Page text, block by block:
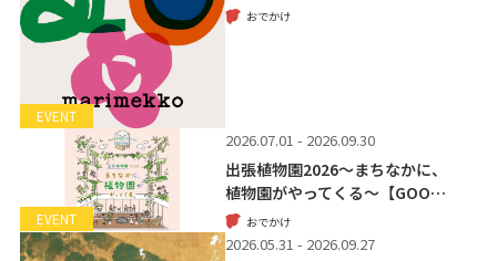
EVENT
おでかけ
EVENT
2026.07.01 - 2026.09.30
出張植物園2026～まちなかに、
植物園がやってくる～【GOO…
おでかけ
2026.05.31 - 2026.09.27